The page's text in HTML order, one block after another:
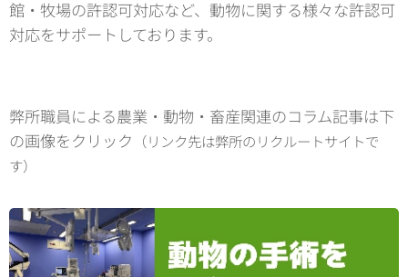
館・牧場の許認可対応など、動物に関する様々な許認可
対応をサポートしております。
弊所職員による農業・動物・畜産関連のコラム記事は下
の画像をクリック （リンク先は弊所のリクルートサイトで
す）